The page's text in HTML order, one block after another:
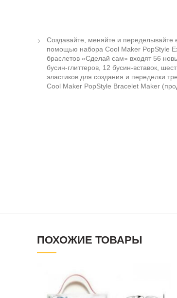
Создавайте, меняйте и
помощью набора Cool Maker PopStyle
браслетов «Сделай сам» входят 56
бусин-глиттеров, 12 бусин-вставок,
эластиков для создания и переделки
Cool Maker PopStyle Bracelet Maker
ПОХОЖИЕ ТОВАРЫ